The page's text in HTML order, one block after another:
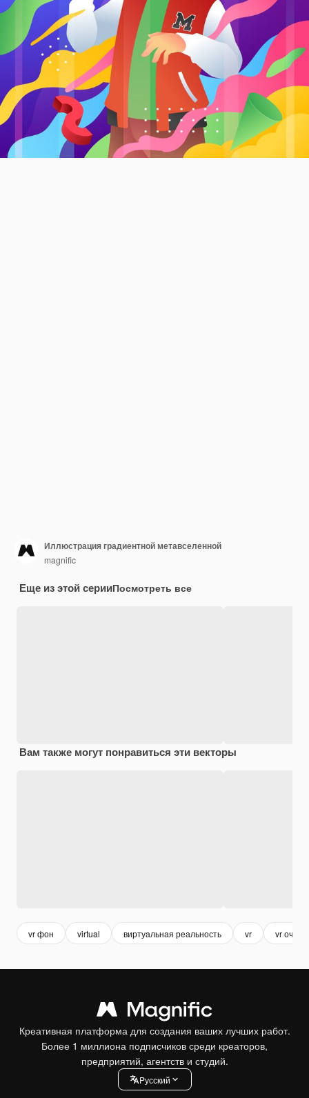
Иллюстрация градиентной метавселенной
magnific
Еще из этой серииПосмотреть все
Вам также могут понравиться эти векторы
vr фон virtual виртуальная реальность vr vr очки
Креативная платформа для создания ваших лучших работ.
Более 1 миллиона подписчиков среди креаторов,
предприятий, агентств и студий.
Pусский